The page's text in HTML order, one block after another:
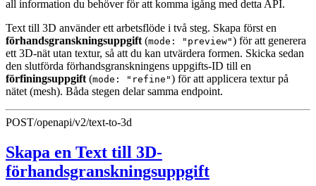
all information du behöver för att komma igång med detta API.
Text till 3D använder ett arbetsflöde i två steg. Skapa först en
förhandsgranskningsuppgift (mode: "preview") för att generera
ett 3D-nät utan textur, så att du kan utvärdera formen. Skicka sedan
den slutförda förhandsgranskningens uppgifts-ID till en
förfiningsuppgift (mode: "refine") för att applicera textur på
nätet (mesh). Båda stegen delar samma endpoint.
POST/openapi/v2/text-to-3d
Skapa en Text till 3D-
förhandsgranskningsuppgift